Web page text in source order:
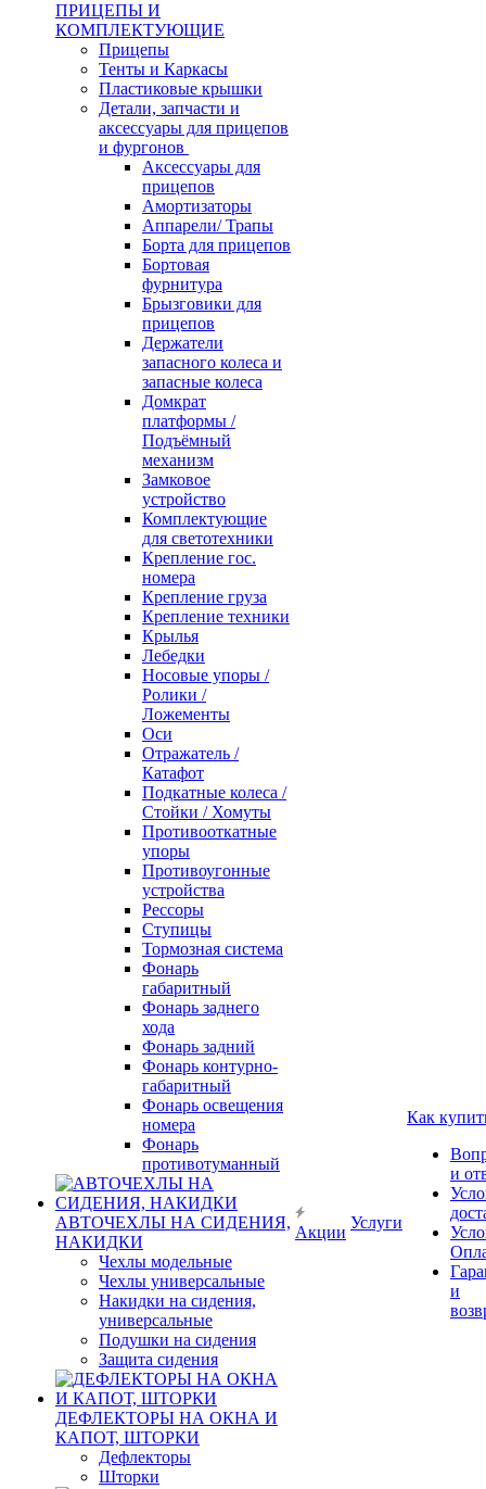
ПРИЦЕПЫ И
КОМПЛЕКТУЮЩИЕ
Прицепы
Тенты и Каркасы
Пластиковые крышки
Детали, запчасти и
аксессуары для прицепов
и фургонов
Аксессуары для
прицепов
Амортизаторы
Аппарели/ Трапы
Борта для прицепов
Бортовая
фурнитура
Брызговики для
прицепов
Держатели
запасного колеса и
запасные колеса
Домкрат
платформы /
Подъёмный
механизм
Замковое
устройство
Комплектующие
для светотехники
Крепление гос.
номера
Крепление груза
Крепление техники
Крылья
Лебедки
Носовые упоры /
Ролики /
Ложементы
Оси
Отражатель /
Катафот
Подкатные колеса /
Стойки / Хомуты
Противооткатные
упоры
Противоугонные
устройства
Рессоры
Ступицы
Тормозная система
Фонарь
габаритный
Фонарь заднего
хода
Фонарь задний
Фонарь контурно-
габаритный
Фонарь освещения
номера
Фонарь
противотуманный
АВТОЧЕХЛЫ НА СИДЕНИЯ,
НАКИДКИ
Чехлы модельные
Чехлы универсальные
Накидки на сидения,
универсальные
Подушки на сидения
Защита сидения
ДЕФЛЕКТОРЫ НА ОКНА И
КАПОТ, ШТОРКИ
Дефлекторы
Шторки
Акции
Услуги
Как
и
и